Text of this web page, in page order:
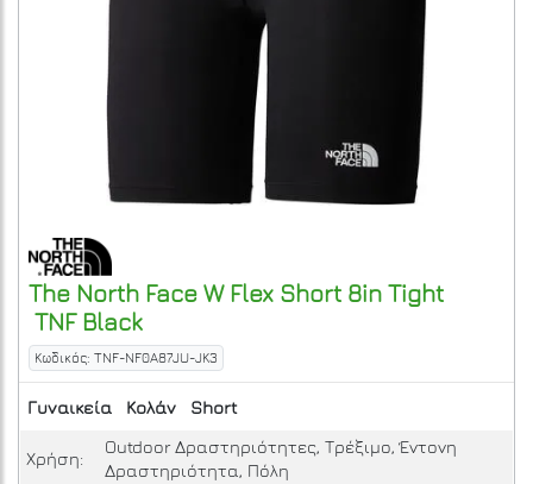
The North Face W Flex Short 8in Tight
TNF Black
Κωδικός: TNF-NF0A87JU-JK3
Γυναικεία Κολάν Short
Χρήση:
Outdoor Δραστηριότητες, Τρέξιμο, Έντονη
Δραστηριότητα, Πόλη